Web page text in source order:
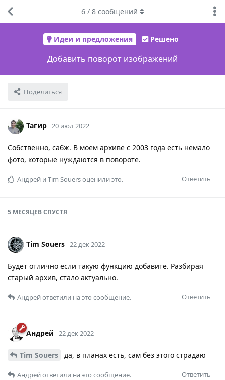
Идеи и предложения Решено
Добавить поворот изображений
Поделиться
6/ 8сообщений
Тагир 20 июл 2022
Собственно, сабж. В моем архиве с 2003 года есть немало
фото, которые нуждаются в повороте.
Ответить
Андрей иTim Souersоценили это.
5 МЕСЯЦЕВСПУСТЯ
Tim Souers 22 дек 2022
Будет отлично если такую функцию добавите. Разбирая
старый архив, стало актуально.
Ответить
Андрейответили на это сообщение.
Андрей 22 дек 2022
Tim Souers да, в планах есть, сам без этого страдаю
Ответить
Андрейответили на это сообщение.